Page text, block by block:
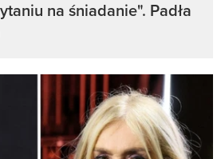
na śniadanie". Padła